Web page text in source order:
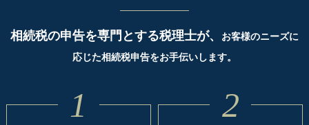
相続税の申告を専門とする税理士が、
お客様のニーズに
応じた相続税申告をお手伝いします。
1 2